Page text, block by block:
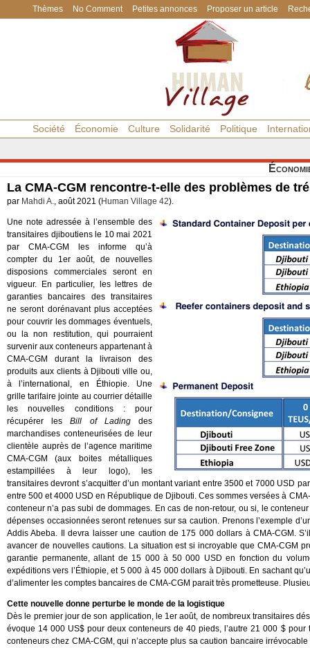
Thèmes No Comment Petites annonces Proposer un article
Société Économie Culture Solidarité Politique
La CMA-CGM rencontre-t-elle des problèmes de
par Mahdi A., août 2021 (Human Village 42).
Une note adressée à l’ensemble des
transitaires djiboutiens le 10 mai 2021
par CMA-CGM les informe qu’à
compter du 1er août, de nouvelles
disposions commerciales seront en
vigueur. En particulier, les lettres de
garanties bancaires des transitaires
ne seront dorénavant plus acceptées
pour couvrir les dommages éventuels,
ou la non restitution, qui pourraient
survenir aux conteneurs appartenant à
CMA-CGM durant la livraison des
produits aux clients à Djibouti ville ou,
à l’international, en Éthiopie. Une
grille tarifaire jointe au courrier détaille
les nouvelles conditions : pour
récupérer lesBill of Ladingdes
marchandises conteneurisées de leur
clientèle auprès de l’agence maritime
CMA-CGM (aux boites métalliques
estampillées à leur logo), les
transitaires devront s’acquitter d’un montant variant entre 3500 et 7000 USD
entre 500 et 4000 USD en République de Djibouti. Ces sommes versées à
conteneur n’a pas subi de dommages. En cas de non-retour, ou si, le
dépenses occasionnées seront retenues sur sa caution. Prenons l’exemple
Addis Abeba. Il devra laisser une caution de 175 000 dollars à CMA-CGM.
avancer de nouvelles cautions. La situation est si incroyable que CMA-CGM
garantie permanente, allant de 15 000 à 50 000 USD en fonction du
expéditions vers l’Éthiopie, et 5 000 à 45 000 dollars à Djibouti. En sachant
d’alimenter les comptes bancaires de CMA-CGM parait très prometteuse.
Cette nouvelle donne perturbe le monde de la logistique
Dès le premier jour de son application, le 1er août, de nombreux transitaires
évoque 14 000 US$ pour deux conteneurs de 40 pieds, l’autre 21 000 $
conteneurs chez CMA-CGM, qui n’accepte plus sa caution bancaire